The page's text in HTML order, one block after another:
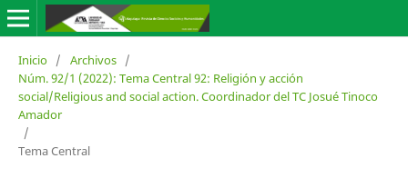
Inicio / Archivos /
Núm. 92/1 (2022): Tema Central 92: Religión y acción
social/Religious and social action. Coordinador del TC Josué Tinoco
Amador
/
Tema Central